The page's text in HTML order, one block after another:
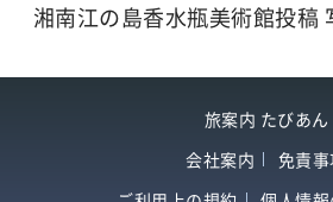
湘南江の島香水瓶美術館投稿
旅案内 たびあん
会社案内
免責